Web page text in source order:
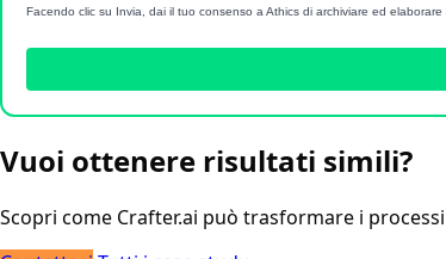
Facendo clic su Invia, dai il tuo consenso a Athics di archiviare ed elaborare
Vuoi ottenere risultati simili?
Scopri come Crafter.ai può trasformare i